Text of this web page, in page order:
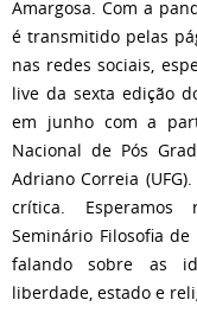
Amargosa. Com a
é transmitido pelas
nas redes sociais,
live da sexta edição
em junho com a
Nacional de Pós
Adriano Correia
crítica.
Seminário Filosofia
falando sobre as
liberdade, estado e